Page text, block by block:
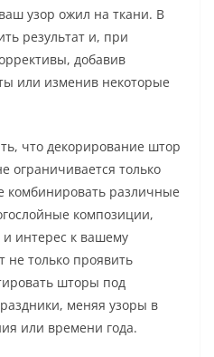
узор ожил на ткани. В
результат и, при
добавив
или изменив некоторые
что декорирование штор
ограничивается только
различные
композиции,
и интерес к вашему
не только проявить
шторы под
меняя узоры в
или времени года.